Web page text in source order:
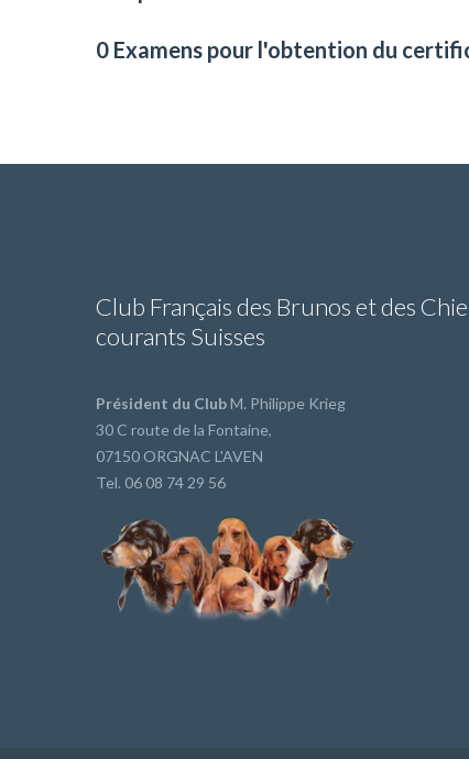
0 Examens pour l'obtention du
Club Français des Brunos et des
courants Suisses
Président du ClubM. Philippe Krieg
30 C route de la Fontaine,
07150 ORGNAC L'AVEN
Tel. 06 08 74 29 56